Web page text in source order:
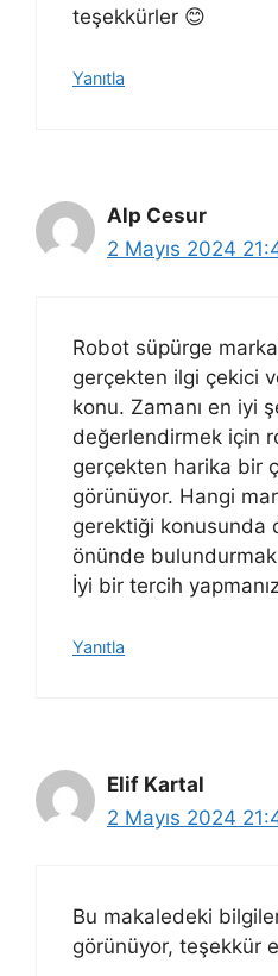
teşekkürler 😊
Yanıtla
Alp Cesur
2 Mayıs 2024
Robot süpürge
gerçekten ilgi çekici
konu. Zamanı en iyi
değerlendirmek için
gerçekten harika bir
görünüyor. Hangi
gerektiği konusunda
önünde
İyi bir tercih
Yanıtla
Elif Kartal
2 Mayıs 2024
Bu makaledeki
görünüyor, teşekkür